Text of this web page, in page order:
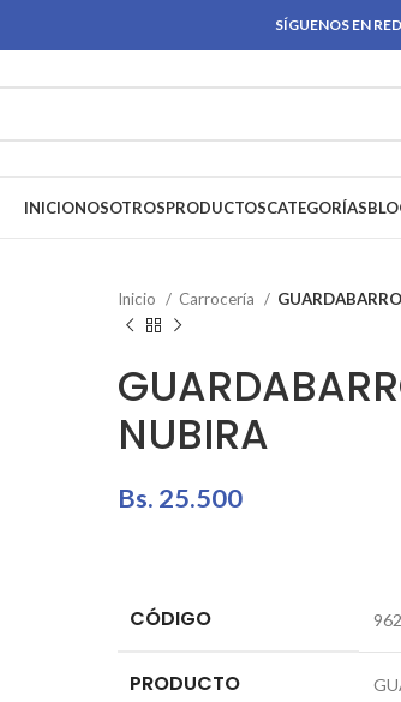
SÍGUENOS EN
INICIONOSOTROSPRODUCTOSCATEGORÍAS
Inicio Carrocería
NUBIRA
Bs. 25.500
CÓDIGO
PRODUCTO